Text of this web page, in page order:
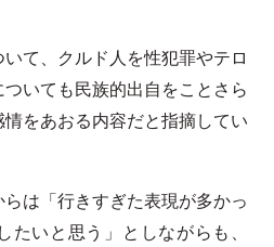
て、クルド人を性犯罪やテロ
いても民族的出自をことさら
をあおる内容だと指摘してい
は「行きすぎた表現が多かっ
いと思う」としながらも、